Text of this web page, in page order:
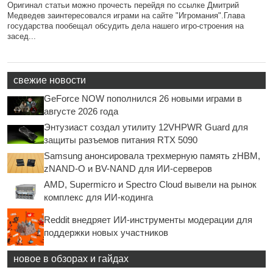
Оригинал статьи можно прочесть перейдя по ссылке Дмитрий
Медведев заинтересовался играми на сайте "Игромания".Глава
государства пообещал обсудить дела нашего игро-строения на
засед...
свежие новости
GeForce NOW пополнился 26 новыми играми в
августе 2026 года
Энтузиаст создал утилиту 12VHPWR Guard для
защиты разъемов питания RTX 5090
Samsung анонсировала трехмерную память zHBM,
zNAND-O и BV-NAND для ИИ-серверов
AMD, Supermicro и Spectro Cloud вывели на рынок
комплекс для ИИ-кодинга
Reddit внедряет ИИ-инструменты модерации для
поддержки новых участников
новое в обзорах и гайдах